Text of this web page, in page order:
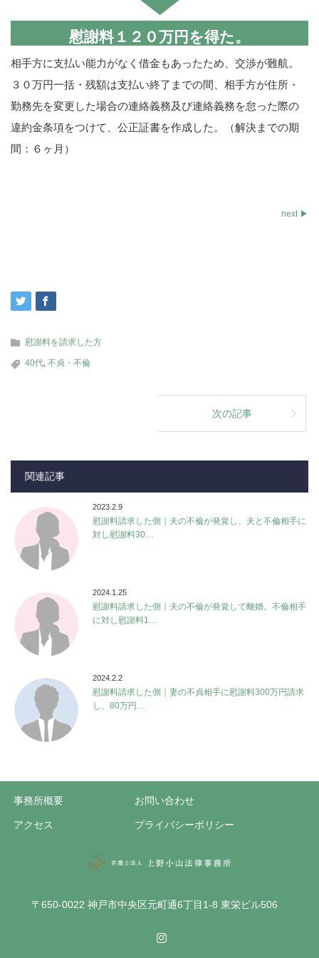
慰謝料１２０万円を得た。
相手方に支払い能力がなく借金もあったため、交渉が難航。
３０万円一括・残額は支払い終了までの間、相手方が住所・
勤務先を変更した場合の連絡義務及び連絡義務を怠った際の
違約金条項をつけて、公正証書を作成した。（解決までの期
間：６ヶ月）
next ▶
慰謝料を請求した方
40代 不貞・不倫
次の記事
関連記事
2023.2.9
慰謝料請求した側｜夫の不倫が発覚し、夫と不倫相手に
対し慰謝料30…
2024.1.25
慰謝料請求した側｜夫の不倫が発覚して離婚。不倫相手
に対し慰謝料1…
2024.2.2
慰謝料請求した側｜妻の不貞相手に慰謝料300万円請求
し、80万円…
事務所概要 お問い合わせ
アクセス プライバシーポリシー
〒650-0022 神戸市中央区元町通6丁目1-8 東栄ビル506